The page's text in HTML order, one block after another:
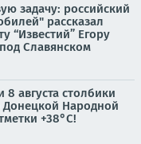
задачу: российский
рассказал
“Известий” Егору
Славянском
августа столбики
Донецкой Народной
+38°C!